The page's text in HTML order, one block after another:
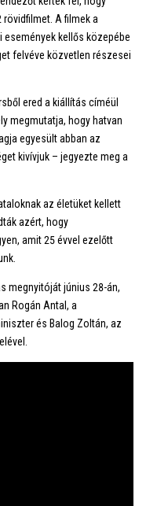
A filmek a
kellős közepébe
felvéve közvetlen részesei
ered a kiállítás címéül
megmutatja, hogy hatvan
egyesült abban az
kivívjuk – jegyezte meg a
az életüket kellett
azért, hogy
amit 25 évvel ezelőtt
megnyitóját június 28-án,
Rogán Antal, a
és Balog Zoltán, az